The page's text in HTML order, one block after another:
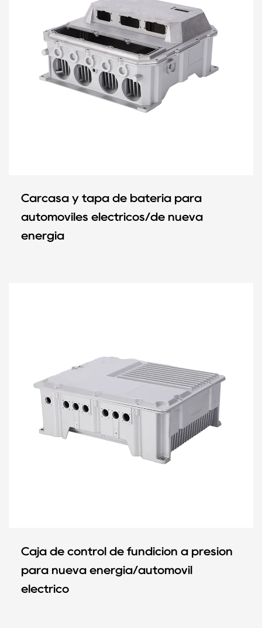
Carcasa y tapa de batería para
automóviles eléctricos/de nueva
energía
Caja de control de fundición a presión
para nueva energía/automóvil
eléctrico